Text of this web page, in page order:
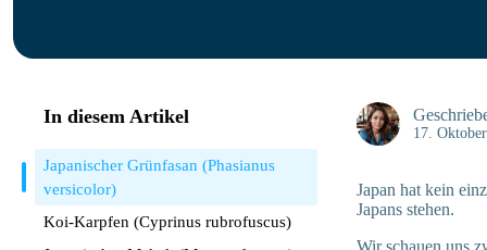
In diesem Artikel
Japanischer Grünfasan (Phasianus
versicolor)
Koi-Karpfen (Cyprinus rubrofuscus)
17.
Japan hat kein
Japans stehen.
Wir schauen uns